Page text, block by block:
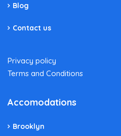
Blog
Contact us
Privacy policy
Terms and Conditions
Accomodations
Brooklyn